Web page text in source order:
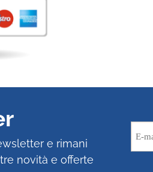
e rimani
novità e offerte